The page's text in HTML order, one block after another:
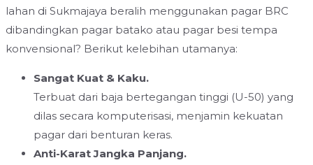
lahan di Sukmajaya beralih menggunakan pagar BRC
dibandingkan pagar batako atau pagar besi tempa
konvensional? Berikut kelebihan utamanya:
Sangat Kuat & Kaku.
Terbuat dari baja bertegangan tinggi (U-50) yang
dilas secara komputerisasi, menjamin kekuatan
pagar dari benturan keras.
Anti-Karat Jangka Panjang.